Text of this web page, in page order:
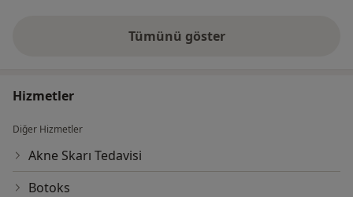
• MYERS Cocteyl IV Beslenme
• Mezospider, Örümcek Ağı
• İp Askı(yüz,boyun ,göğüs)
Tümünü gösterdeneyim hakkında
Hizmetler
Diğer Hizmetler
Akne Skarı Tedavisi
Botoks